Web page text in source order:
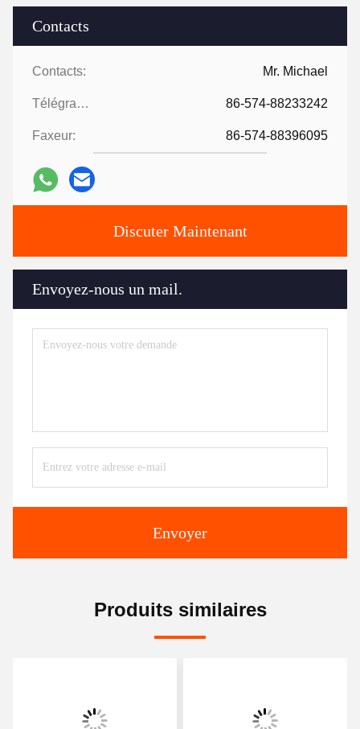
Contacts
Contacts: Mr. Michael
Télégramme: 86-574-88233242
Faxeur: 86-574-88396095
Discuter Maintenant
Envoyez-nous un mail.
Envoyer
Produits similaires